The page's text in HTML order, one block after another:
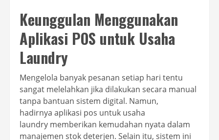
Keunggulan Menggunakan
Aplikasi POS untuk Usaha
Laundry
Mengelola banyak pesanan setiap hari tentu
sangat melelahkan jika dilakukan secara manual
tanpa bantuan sistem digital. Namun,
hadirnya aplikasi pos untuk usaha
laundry memberikan kemudahan nyata dalam
manajemen stok deterjen. Selain itu, sistem ini